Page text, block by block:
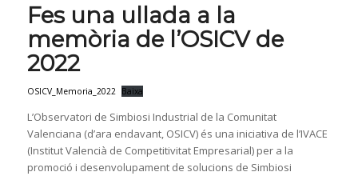
Fes una ullada a la
memòria de l’OSICV de
2022
OSICV_Memoria_2022 Baixa
L’Observatori de Simbiosi Industrial de la Comunitat
Valenciana (d’ara endavant, OSICV) és una iniciativa de l’IVACE
(Institut Valencià de Competitivitat Empresarial) per a la
promoció i desenvolupament de solucions de Simbiosi